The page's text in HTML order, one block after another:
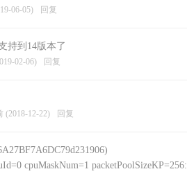
06-05) 回复
持到14版本了
02-06) 回复
(2018-12-22) 回复
cpuMaskNum=1